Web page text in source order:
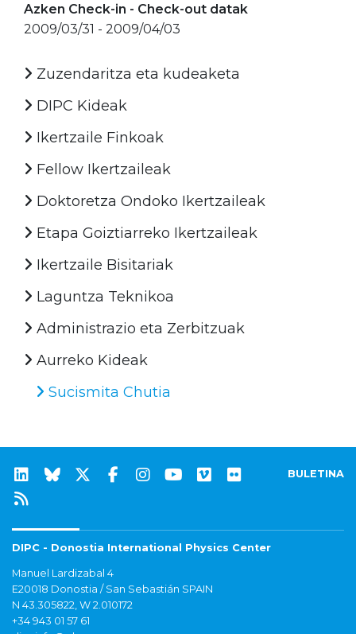
Azken Check-in - Check-out datak
2009/03/31 - 2009/04/03
Zuzendaritza eta kudeaketa
DIPC Kideak
Ikertzaile Finkoak
Fellow Ikertzaileak
Doktoretza Ondoko Ikertzaileak
Etapa Goiztiarreko Ikertzaileak
Ikertzaile Bisitariak
Laguntza Teknikoa
Administrazio eta Zerbitzuak
Aurreko Kideak
Sucismita Chutia
BULETINA
DIPC - Donostia International Physics Center
Manuel Lardizabal 4
E20018 Donostia / San Sebastián SPAIN
N 43.305822, W 2.010172
+34 943 01 57 61